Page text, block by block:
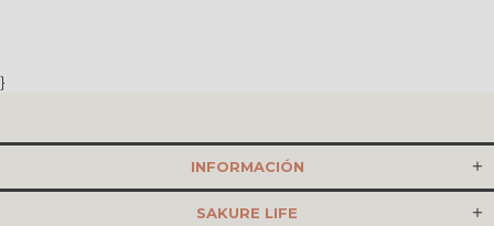
}
INFORMACIÓN
SAKURE LIFE